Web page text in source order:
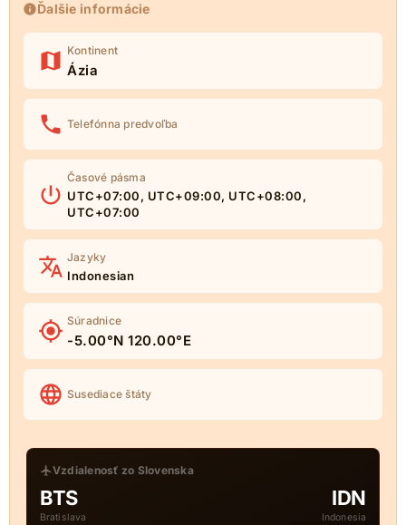
Ďalšie informácie
Kontinent
Ázia
Telefónna predvoľba
Časové pásma
UTC+07:00, UTC+09:00, UTC+08:00,
UTC+07:00
Jazyky
Indonesian
Súradnice
-5.00°N 120.00°E
Susediace štáty
Vzdialenosť zo Slovenska
BTS
Bratislava
IDN
Indonesia